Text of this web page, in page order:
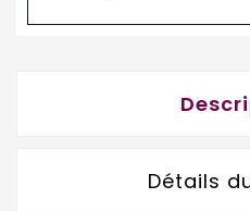
Détails